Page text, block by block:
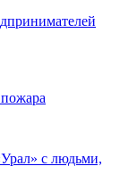
с людьми,